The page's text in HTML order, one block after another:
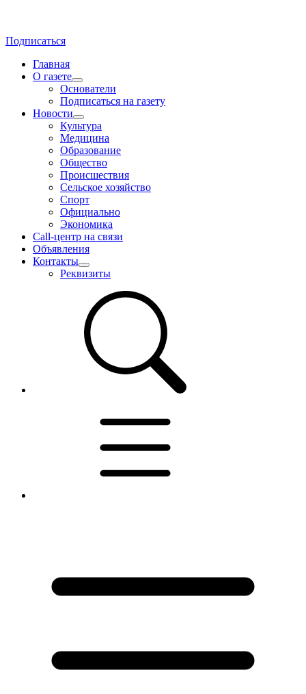
Подписаться
Главная
О газете
Основатели
Подписаться на газету
Новости
Культура
Медицина
Образование
Общество
Происшествия
Сельское хозяйство
Спорт
Официально
Экономика
Call-центр на связи
Объявления
Контакты
Реквизиты